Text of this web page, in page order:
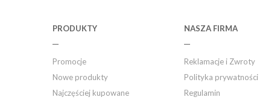
PRODUKTY
Promocje
Nowe produkty
Najczęściej kupowane
NASZA FIRMA
Reklamacje i Zwroty
Polityka prywatności
Regulamin